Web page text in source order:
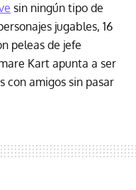
sin ningún tipo de
jugables, 16
peleas de jefe
Kart apunta a ser
con amigos sin pasar